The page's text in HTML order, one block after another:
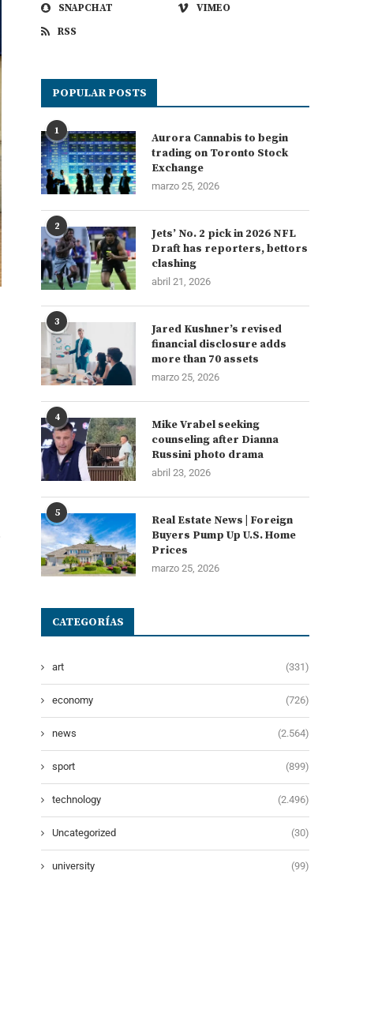
SNAPCHAT
VIMEO
RSS
POPULAR POSTS
1
Aurora Cannabis to begin
trading on Toronto Stock
Exchange
marzo 25, 2026
2
Jets’ No. 2 pick in 2026 NFL
Draft has reporters, bettors
clashing
abril 21, 2026
3
Jared Kushner’s revised
financial disclosure adds
more than 70 assets
marzo 25, 2026
4
Mike Vrabel seeking
counseling after Dianna
Russini photo drama
abril 23, 2026
5
Real Estate News | Foreign
Buyers Pump Up U.S. Home
Prices
marzo 25, 2026
CATEGORÍAS
art (331)
economy (726)
news (2.564)
sport (899)
technology (2.496)
Uncategorized (30)
university (99)